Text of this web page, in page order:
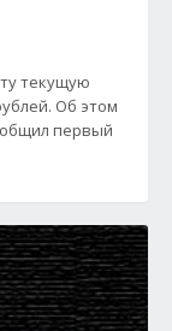
текущую
Об этом
первый